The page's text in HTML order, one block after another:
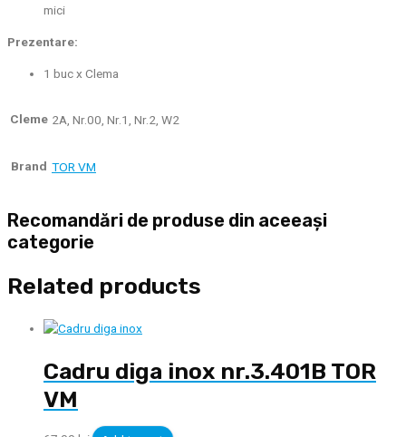
mici
Prezentare:
1 buc x Clema
Cleme 2A, Nr.00, Nr.1, Nr.2, W2
Brand TOR VM
Recomandări de produse din aceeași
categorie
Related products
Cadru diga inox nr.3.401B TOR
VM